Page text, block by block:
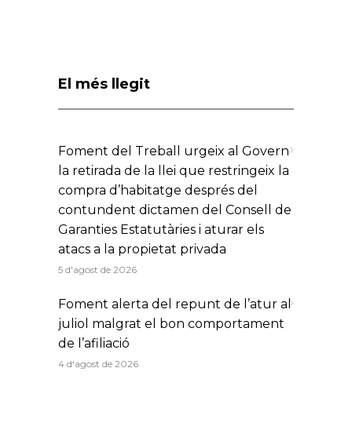
El més llegit
Foment del Treball urgeix al Govern
la retirada de la llei que restringeix la
compra d’habitatge després del
contundent dictamen del Consell de
Garanties Estatutàries i aturar els
atacs a la propietat privada
5 d'agost de 2026
Foment alerta del repunt de l’atur al
juliol malgrat el bon comportament
de l’afiliació
4 d'agost de 2026